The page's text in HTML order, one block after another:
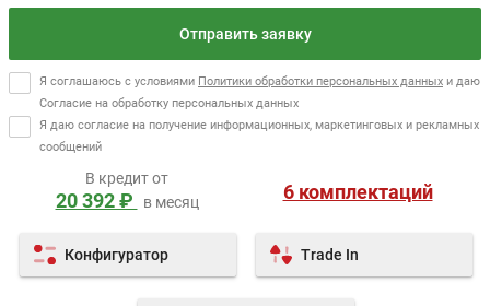
Отправить заявку
Я соглашаюсь с условиями Политики обработки персональных данных и даю
Согласие на обработку персональных данных
Я даю согласие на получение информационных, маркетинговых и рекламных
сообщений
6 комплектаций
Конфигуратор Trade In
В кредит от
20 392 ₽ в месяц